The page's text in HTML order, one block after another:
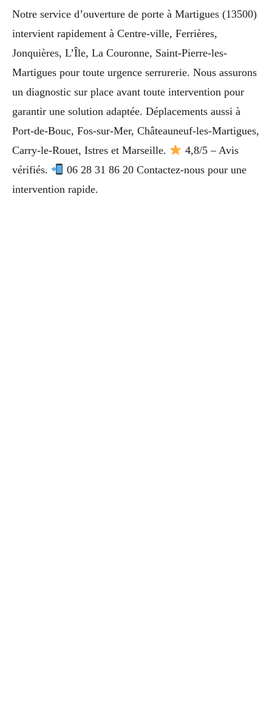
Notre service d’ouverture de porte à Martigues (13500)
intervient rapidement à Centre-ville, Ferrières,
Jonquières, L’Île, La Couronne, Saint-Pierre-les-
Martigues pour toute urgence serrurerie. Nous assurons
un diagnostic sur place avant toute intervention pour
garantir une solution adaptée. Déplacements aussi à
Port-de-Bouc, Fos-sur-Mer, Châteauneuf-les-Martigues,
Carry-le-Rouet, Istres et Marseille.
4,8/5 – Avis
vérifiés.
06 28 31 86 20 Contactez-nous pour une
intervention rapide.